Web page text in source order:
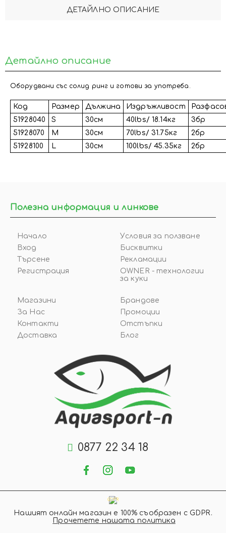
ДЕТАЙЛНО ОПИСАНИЕ
Детайлно описание
Оборудвани със солид ринг и готови за употреба.
Код Размер Дължина Издръжливост
51928040
S 30см 40lbs/ 18.14кг
3бр
51928070
M 30см 70lbs/ 31.75кг
2бр
51928100
L 30см 100lbs/ 45.35кг 2бр
0877 22 34 18
Полезна информация и линкове
Начало
Вход
Търсене
Регистрация
Условия за ползване
Бисквитки
Рекламации
OWNER - технологии
за куки
Магазини
За Нас
Контакти
Доставка
Брандове
Промоции
Отстъпки
Блог
GDPR
Нашият онлайн магазин е 100% съобразен с GDPR.
Прочетете нашата политика